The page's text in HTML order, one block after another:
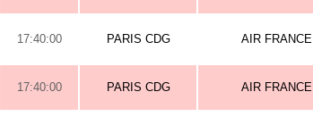
17:40:00 PARIS CDG AIR FRANCE
17:40:00 PARIS CDG AIR FRANCE